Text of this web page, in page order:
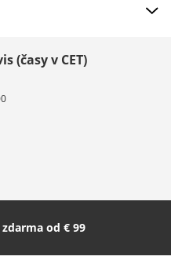
Italien (Deutsch)
(časy v CET)
od € 99